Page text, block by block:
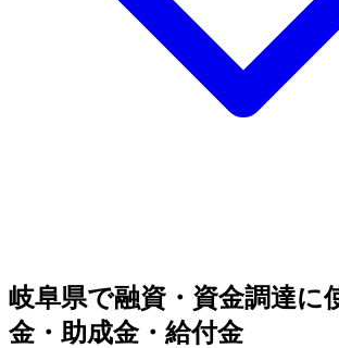
岐阜県で融資・資金調達に
金・助成金・給付金